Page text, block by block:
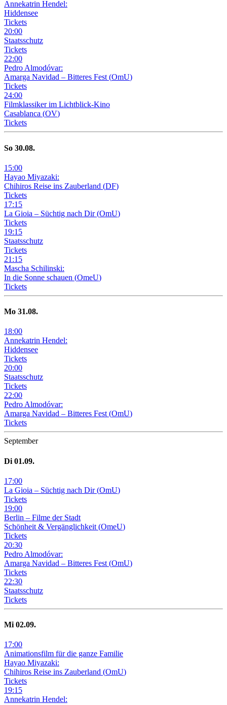
Annekatrin Hendel:
Hiddensee
Tickets
20:00
Staatsschutz
Tickets
22:00
Pedro Almodóvar:
Amarga Navidad – Bitteres Fest (OmU)
Tickets
24:00
Filmklassiker im Lichtblick-Kino
Casablanca (OV)
Tickets
So 30.08.
15:00
Hayao Miyazaki:
Chihiros Reise ins Zauberland (DF)
Tickets
17:15
La Gioia – Süchtig nach Dir (OmU)
Tickets
19:15
Staatsschutz
Tickets
21 :15
Mascha Schilinski:
In die Sonne schauen (OmeU)
Tickets
Mo 31.08.
18:00
Annekatrin Hendel:
Hiddensee
Tickets
20:00
Staatsschutz
Tickets
22:00
Pedro Almodóvar:
Amarga Navidad – Bitteres Fest(OmU)
Tickets
September
Di 01.09.
17:00
La Gioia – Süchtig nach Dir (OmU)
Tickets
19:00
Berlin – Filme der Stadt
Schönheit & Vergänglichkeit (OmeU)
Tickets
20:30
Pedro Almodóvar:
Amarga Navidad – Bitteres Fest (OmU)
Tickets
22:30
Staatsschutz
Tickets
Mi 02.09.
17:00
Animationsfilm für die ganze Familie
Hayao Miyazaki:
Chihiros Reise ins Zauberland (OmU)
Tickets
19:15
Annekatrin Hendel: